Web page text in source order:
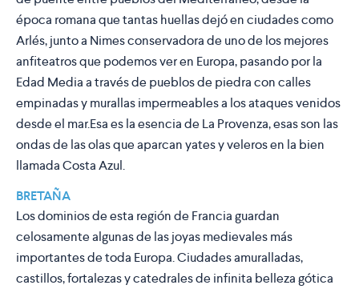
época romana que tantas huellas dejó en ciudades como
Arlés, junto a Nimes conservadora de uno de los mejores
anfiteatros que podemos ver en Europa, pasando por la
Edad Media a través de pueblos de piedra con calles
empinadas y murallas impermeables a los ataques venidos
desde el mar.Esa es la esencia de La Provenza, esas son las
ondas de las olas que aparcan yates y veleros en la bien
llamada Costa Azul.
BRETAÑA
Los dominios de esta región de Francia guardan
celosamente algunas de las joyas medievales más
importantes de toda Europa. Ciudades amuralladas,
castillos, fortalezas y catedrales de infinita belleza gótica